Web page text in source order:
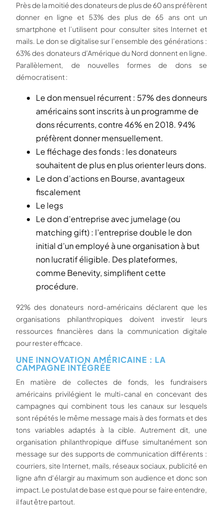
Près de la moitié des donateurs de plus de 60 ans préfèrent
donner en ligne et 53% des plus de 65 ans ont un
smartphone et l’utilisent pour consulter sites Internet et
mails. Le don se digitalise sur l’ensemble des générations :
63% des donateurs d’Amérique du Nord donnent en ligne.
Parallèlement, de nouvelles formes de dons se
démocratisent :
Le don mensuel récurrent : 57% des donneurs
américains sont inscrits à un programme de
dons récurrents, contre 46% en 2018. 94%
préfèrent donner mensuellement.
Le fléchage des fonds : les donateurs
souhaitent de plus en plus orienter leurs dons.
Le don d’actions en Bourse, avantageux
fiscalement
Le legs
Le don d’entreprise avec jumelage (ou
matching gift) : l’entreprise double le don
initial d’un employé à une organisation à but
non lucratif éligible. Des plateformes,
comme Benevity, simplifient cette
procédure.
92% des donateurs nord-américains déclarent que les
organisations philanthropiques doivent investir leurs
ressources financières dans la communication digitale
pour rester efficace.
UNE INNOVATION AMÉRICAINE : LA
CAMPAGNE INTÉGRÉE
En matière de collectes de fonds, les fundraisers
américains privilégient le multi-canal en concevant des
campagnes qui combinent tous les canaux sur lesquels
sont répétés le même message mais à des formats et des
tons variables adaptés à la cible. Autrement dit, une
organisation philanthropique diffuse simultanément son
message sur des supports de communication différents :
courriers, site Internet, mails, réseaux sociaux, publicité en
ligne afin d‘élargir au maximum son audience et donc son
impact. Le postulat de base est que pour se faire entendre,
il faut être partout.